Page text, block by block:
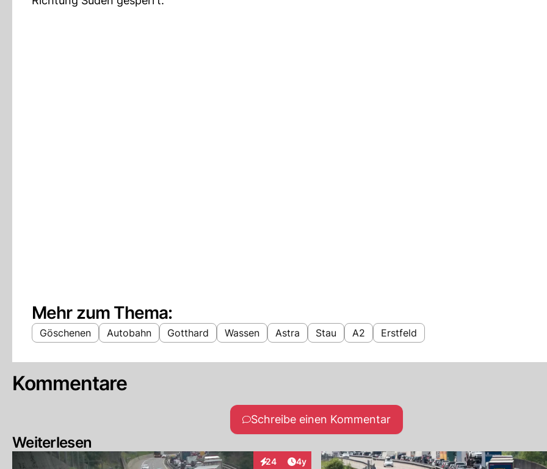
Mehr zum Thema:
Göschenen Autobahn Gotthard Wassen Astra Stau A2 Erstfeld
Kommentare
Schreibe einen Kommentar
Weiterlesen
24
InteraktionenArtikel veröffentlicht:
4y